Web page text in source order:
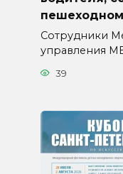
Сотрудники
управления
39